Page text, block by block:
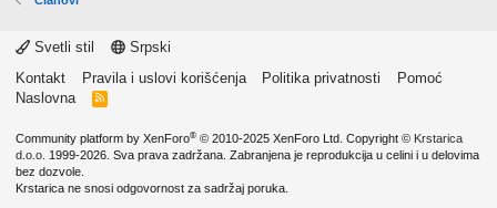
Svetli stil
Srpski
Kontakt
Pravila i uslovi korišćenja Politika privatnosti
Pomoć
Naslovna
R
Community platform by XenForo® © 2010-2025 XenForo Ltd. Copyright © Krstarica
d.o.o. 1999-2026. Sva prava zadržana. Zabranjena je reprodukcija u celini i u delovima
bez dozvole.
Krstarica ne snosi odgovornost za sadržaj poruka.